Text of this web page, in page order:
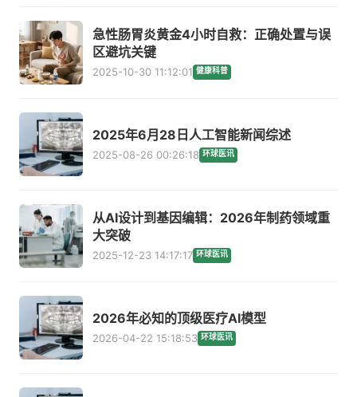
急性肠胃炎黄金4小时自救：正确处置与误
区避坑关键
2025-10-30 11:12:01 健康科普
2025年6月28日人工智能新闻综述
2025-08-26 00:26:18 环球医讯
从AI设计到基因编辑：2026年制药领域重
大突破
2025-12-23 14:17:17 环球医讯
2026年必知的顶级医疗AI模型
2026-04-22 15:18:53 环球医讯